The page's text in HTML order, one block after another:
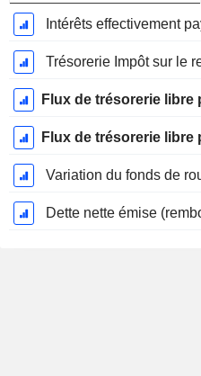
Intérêts effectivement
Variation du fonds de
Dette nette émise